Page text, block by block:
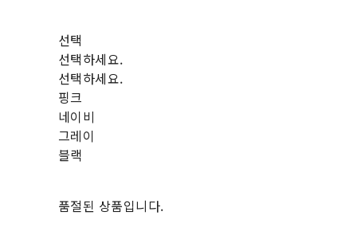
선택
선택하세요.
선택하세요.
핑크
네이비
그레이
블랙
품절된 상품입니다.